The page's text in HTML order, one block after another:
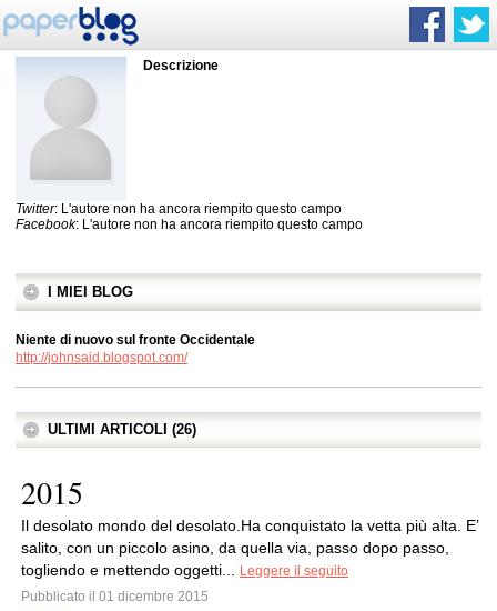
Descrizione
Twitter: L'autore non ha ancora riempito questo campo
Facebook: L'autore non ha ancora riempito questo campo
I MIEI BLOG
Niente di nuovo sul fronte Occidentale
http://johnsaid.blogspot.com/
ULTIMI ARTICOLI (26)
2015
Il desolato mondo del desolato.Ha conquistato la vetta più alta. E’
salito, con un piccolo asino, da quella via, passo dopo passo,
togliendo e mettendo oggetti...
Leggere il seguito
Pubblicato il 01 dicembre 2015